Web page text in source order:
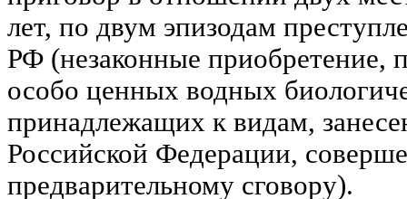
лет, по двум эпизодам
РФ (незаконные приобретение,
особо ценных водных
принадлежащих к видам,
Российской Федерации,
предварительному сговору).